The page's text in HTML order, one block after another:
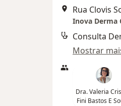
Inova Derma
Consulta
Mostrar
Dra. Valeria
Fini Bastos E